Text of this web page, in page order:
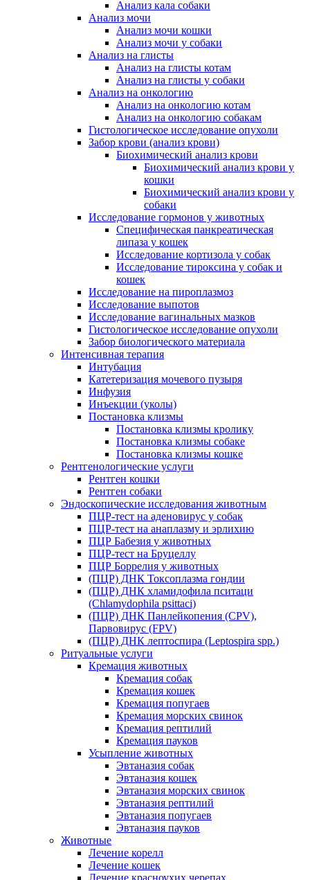
Анализ кала собаки
Анализ мочи
Анализ мочи кошки
Анализ мочи у собаки
Анализ на глисты
Анализ на глисты котам
Анализ на глисты у собаки
Анализ на онкологию
Анализ на онкологию котам
Анализ на онкологию собакам
Гистологическое исследование опухоли
Забор крови (анализ крови)
Биохимический анализ крови
Биохимический анализ крови у
кошки
Биохимический анализ крови у
собаки
Исследование гормонов у животных
Специфическая панкреатическая
липаза у кошек
Исследование кортизола у собак
Исследование тироксина у собак и
кошек
Исследование на пироплазмоз
Исследование выпотов
Исследование вагинальных мазков
Гистологическое исследование опухоли
Забор биологического материала
Интенсивная терапия
Интубация
Катетеризация мочевого пузыря
Инфузия
Инъекции (уколы)
Постановка клизмы
Постановка клизмы кролику
Постановка клизмы собаке
Постановка клизмы кошке
Рентгенологические услуги
Рентген кошки
Рентген собаки
Эндоскопические исследования животным
ПЦР-тест на аденовирус у собак
ПЦР-тест на анаплазму и эрлихию
ПЦР Бабезия у животных
ПЦР-тест на Бруцеллу
ПЦР Боррелия у животных
(ПЦР) ДНК Токсоплазма гондии
(ПЦР) ДНК хламидофила пситаци
(Chlamydophila psittaci)
(ПЦР) ДНК Панлейкопения (CPV),
Парвовирус (FPV)
(ПЦР) ДНК лептоспира (Leptospira spp.)
Ритуальные услуги
Кремация животных
Кремация собак
Кремация кошек
Кремация попугаев
Кремация морских свинок
Кремация рептилий
Кремация пауков
Усыпление животных
Эвтаназия собак
Эвтаназия кошек
Эвтаназия морских свинок
Эвтаназия рептилий
Эвтаназия попугаев
Эвтаназия пауков
Животные
Лечение корелл
Лечение кошек